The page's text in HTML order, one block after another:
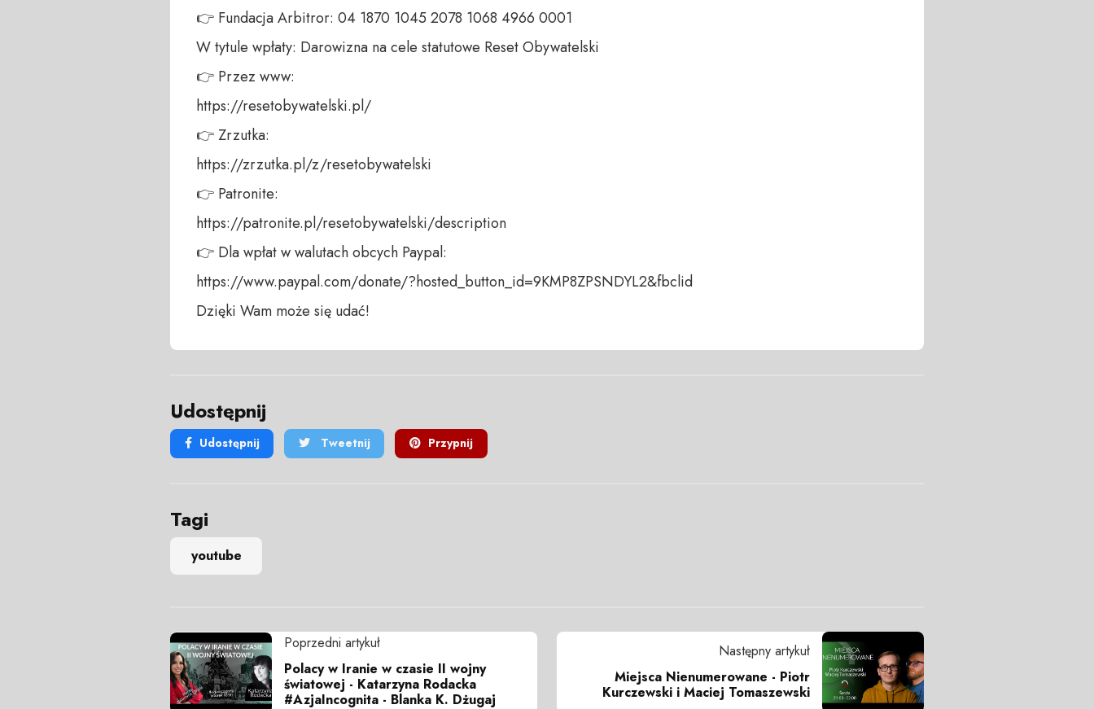
👉 Fundacja Arbitror: 04 1870 1045 2078 1068 4966 0001
W tytule wpłaty: Darowizna na cele statutowe Reset Obywatelski
👉 Przez www:
https://resetobywatelski.pl/
👉 Zrzutka:
https://zrzutka.pl/z/resetobywatelski
👉 Patronite:
https://patronite.pl/resetobywatelski/description
👉 Dla wpłat w walutach obcych Paypal:
https://www.paypal.com/donate/?hosted_button_id=9KMP8ZPSNDYL2&fbclid
Dzięki Wam może się udać!
Udostępnij
Udostępnij Tweetnij Przypnij
Tagi
youtube
Poprzedni artykuł
Polacy w Iranie w czasie II wojny
światowej - Katarzyna Rodacka
#AzjaIncognita - Blanka K. Dżugaj
Następny artykuł
Miejsca Nienumerowane - Piotr
Kurczewski i Maciej Tomaszewski